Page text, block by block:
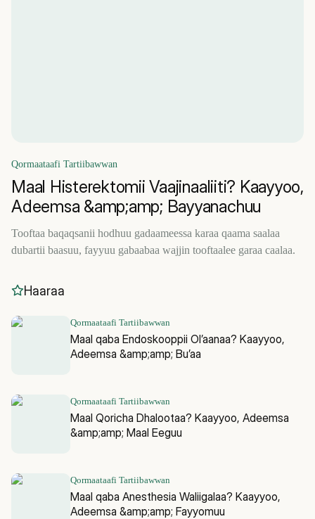
Qormaataafi Tartiibawwan
Maal Histerektomii Vaajinaaliiti? Kaayyoo,
Adeemsa &amp;amp; Bayyanachuu
Tooftaa baqaqsanii hodhuu gadaameessa karaa qaama saalaa
dubartii baasuu, fayyuu gabaabaa wajjin tooftaalee garaa caalaa.
Haaraa
Qormaataafi Tartiibawwan
Maal qaba Endoskooppii Ol’aanaa? Kaayyoo,
Adeemsa &amp;amp; Bu’aa
Qormaataafi Tartiibawwan
Maal Qoricha Dhalootaa? Kaayyoo, Adeemsa
&amp;amp; Maal Eeguu
Qormaataafi Tartiibawwan
Maal qaba Anesthesia Waliigalaa? Kaayyoo,
Adeemsa &amp;amp; Fayyomuu